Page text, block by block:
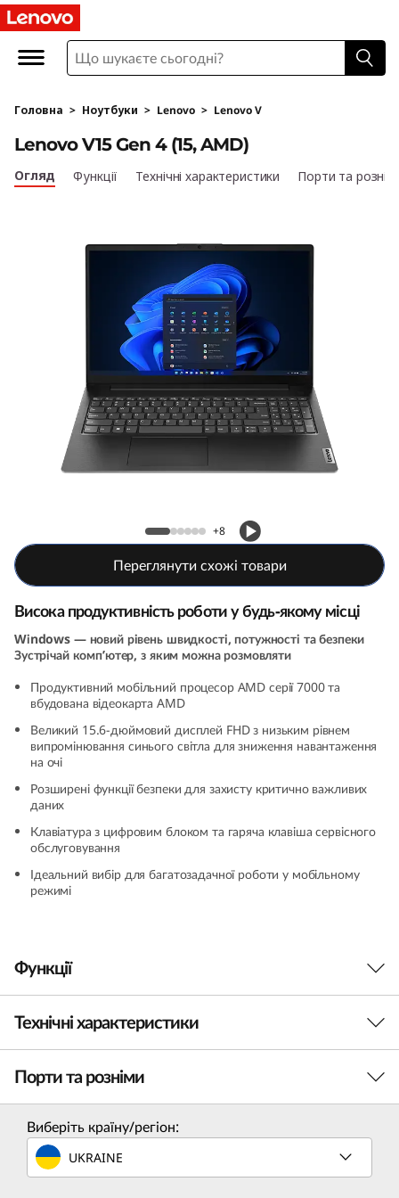
L
n
o
v
1
A
Головна > Ноутбуки > Lenovo > Lenovo V
Lenovo V15 Gen 4 (15, AMD)
Lenovo V15 Gen 4 (15, AMD)
Огляд Функції Технічні характеристики Порти та
+8
Переглянути схожі товари
Висока продуктивність роботи у будь-якому місці
Windows — новий рівень швидкості, потужності та безпеки
Зустрічай комп’ютер, з яким можна розмовляти
Продуктивний мобільний процесор AMD серії 7000 та
вбудована відеокарта AMD
Великий 15.6-дюймовий дисплей FHD з низьким рівнем
випромінювання синього світла для зниження навантаження
на очі
Розширені функції безпеки для захисту критично важливих
даних
Клавіатура з цифровим блоком та гаряча клавіша сервісного
обслуговування
Ідеальний вибір для багатозадачної роботи у мобільному
режимі
Функції
Ідеальний супутник у дорозі
Ноутбук Lenovo V15 Gen 4, оснащений
продуктивним процесором AMD Ryzen™,
вбудованою відеокартою AMD і вражаючим
15.6-дюймовим дисплеєм FHD, ідеально
підходить для багатозадачної роботи в будь-
якому місці. Завдяки великому об'єму
Технічні характеристики
ПРОДУКТИВНІСТЬ
Процесор
Мобільний процесор AMD Ryzen серії 7000 (в
максимальній комплектації)
Порти та розніми
Виберіть країну/регіон:
UKRAINE